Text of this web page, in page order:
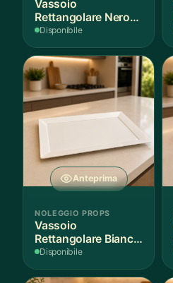
Vassoio
Rettangolare Nero
Opaco
Disponibile
Anteprima
NOLEGGIO PROPS
Vassoio
Rettangolare Bianco
per Scenografie
Disponibile